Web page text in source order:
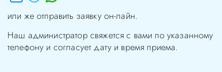
или же отправить заявку он-лайн.
Наш администратор свяжется с вами по указанному
телефону и согласует дату и время приема.